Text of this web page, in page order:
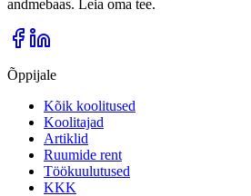
andmebaas. Leia oma tee.
Õppijale
Kõik koolitused
Koolitajad
Artiklid
Ruumide rent
Töökuulutused
KKK